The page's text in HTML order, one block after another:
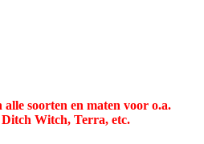
soorten en maten voor o.a.
Witch, Terra, etc.